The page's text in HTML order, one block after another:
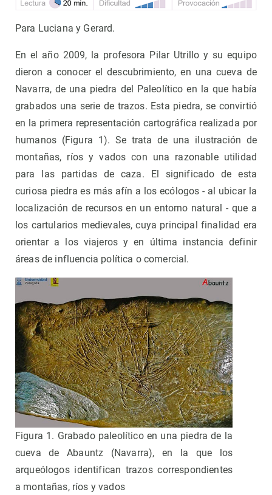
Para Luciana y Gerard.
En el año 2009, la profesora Pilar Utrillo y su equipo
dieron a conocer el descubrimiento, en una cueva de
Navarra, de una piedra del Paleolítico en la que había
grabados una serie de trazos. Esta piedra, se convirtió
en la primera representación cartográfica realizada por
humanos (Figura 1). Se trata de una ilustración de
montañas, ríos y vados con una razonable utilidad
para las partidas de caza. El significado de esta
curiosa piedra es más afín a los ecólogos - al ubicar la
localización de recursos en un entorno natural - que a
los cartularios medievales, cuya principal finalidad era
orientar a los viajeros y en última instancia definir
áreas de influencia política o comercial.
Figura 1. Grabado paleolítico en una piedra de la
cueva de Abauntz (Navarra), en la que los
arqueólogos identifican trazos correspondientes
a montañas, ríos y vados